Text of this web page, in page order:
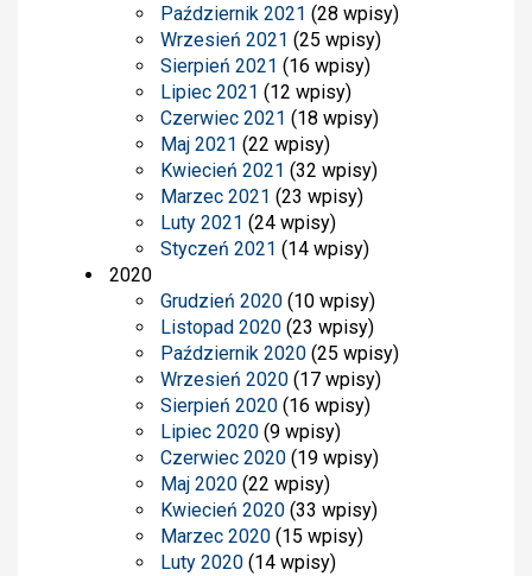
Październik 2021 (28 wpisy)
Wrzesień 2021 (25 wpisy)
Sierpień 2021 (16 wpisy)
Lipiec 2021 (12 wpisy)
Czerwiec 2021 (18 wpisy)
Maj 2021 (22 wpisy)
Kwiecień 2021 (32 wpisy)
Marzec 2021 (23 wpisy)
Luty 2021 (24 wpisy)
Styczeń 2021 (14 wpisy)
2020
Grudzień 2020 (10 wpisy)
Listopad 2020 (23 wpisy)
Październik 2020 (25 wpisy)
Wrzesień 2020 (17 wpisy)
Sierpień 2020 (16 wpisy)
Lipiec 2020 (9 wpisy)
Czerwiec 2020 (19 wpisy)
Maj 2020 (22 wpisy)
Kwiecień 2020 (33 wpisy)
Marzec 2020 (15 wpisy)
Luty 2020 (14 wpisy)